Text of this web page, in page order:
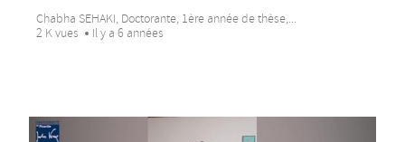
Chabha SEHAKI, Doctorante, 1ère année de thèse,...
2 K vues
Il y a 6 années